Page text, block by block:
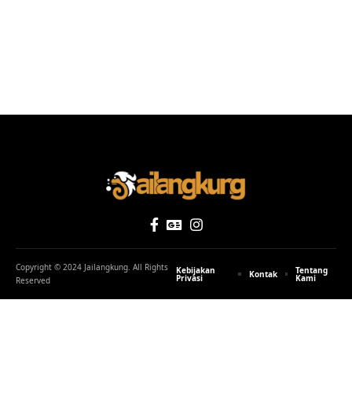
Copyright © 2024 Jailangkung. All Rights
Reserved
Kebijakan
Privasi Kontak Tentang
Kami